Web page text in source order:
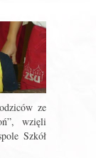
ze
wzięli
Szkół